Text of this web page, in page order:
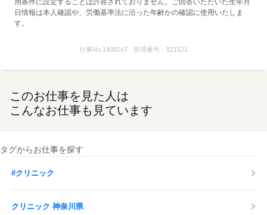
用条件に設定することは許容されておりません。ご回答いただいた生年月
日情報は本人確認や、労働基準法に沿った年齢かの確認に使用いたしま
す。
仕事No. 1408247 管理番号： 521521
このお仕事を見た人は
こんなお仕事も見ています
タグからお仕事を探す
#クリニック
クリニック 神奈川県